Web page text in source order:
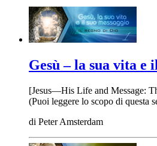
Gesù – la sua vita e
[Jesus—His Life and Message:
(Puoi leggere lo scopo di questa
di Peter Amsterdam